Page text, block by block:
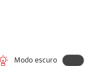
Modo escuro